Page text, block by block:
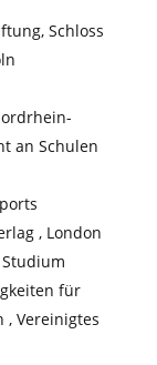
Schloss
an Schulen
, London
für
, Vereinigtes